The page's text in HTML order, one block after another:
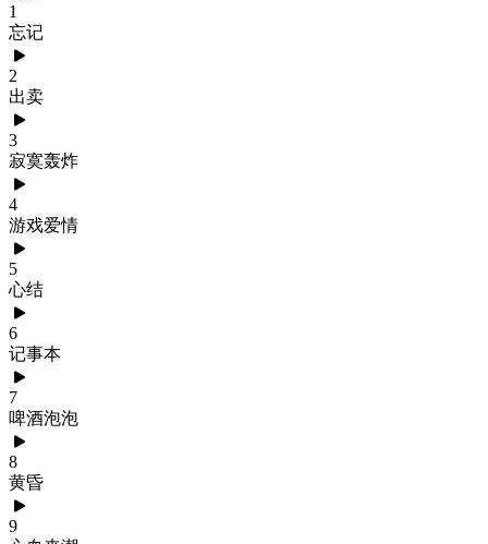
1
忘记
2
出卖
3
寂寞轰炸
4
游戏爱情
5
心结
6
记事本
7
啤酒泡泡
8
黄昏
9